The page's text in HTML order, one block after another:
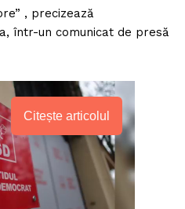
, precizează
într-un comunicat de presă
Citește articolul